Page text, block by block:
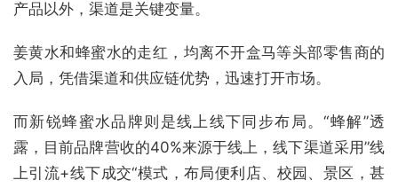
产品以外，渠道是关键变量。
姜黄水和蜂蜜水的走红，均离不开盒马等头部零售商的
入局，凭借渠道和供应链优势，迅速打开市场。
而新锐蜂蜜水品牌则是线上线下同步布局。“蜂解”透
露，目前品牌营收的40%来源于线上，线下渠道采用”线
上引流+线下成交“模式，布局便利店、校园、景区，甚